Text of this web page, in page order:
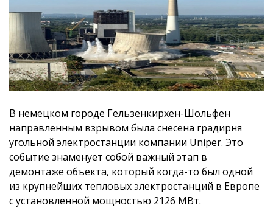
В немецком городе Гельзенкирхен-Шольфен
направленным взрывом была снесена градирня
угольной электростанции компании Uniper. Это
событие знаменует собой важный этап в
демонтаже объекта, который когда-то был одной
из крупнейших тепловых электростанций в Европе
с установленной мощностью 2126 МВт.